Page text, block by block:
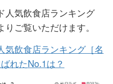
人気飲食店ランキング
りご覧いただけます。
気飲食店ランキング［名
れたNo.1は？